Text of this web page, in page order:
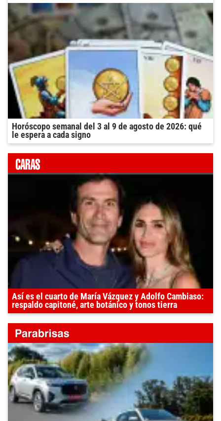
Horóscopo semanal del 3 al 9 de agosto de 2026: qué
le espera a cada signo
Así es el cuarto de María Vázquez y Adolfo Cambiaso:
respaldo capitoné, arte botánico y tonos tierra